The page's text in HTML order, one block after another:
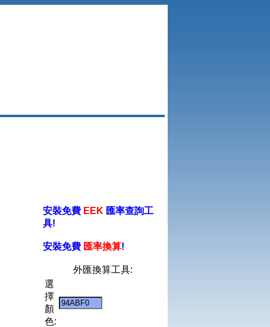
安裝免費 EEK 匯率查詢工
具!
安裝免費 匯率換算!
外匯換算工具:
選
擇
顏
色: